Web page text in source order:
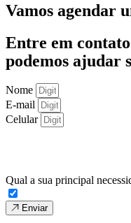
Vamos agendar
Entre em
podemos ajudar
Nome
E-mail
Celular
Qual a sua principal
Enviar